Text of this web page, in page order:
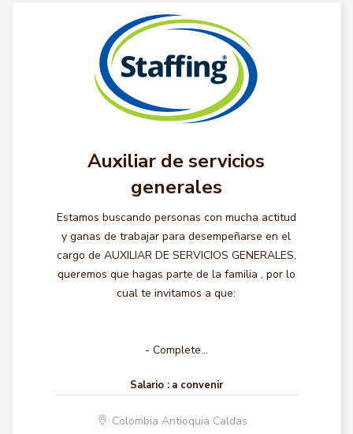
Auxiliar de servicios
generales
Estamos buscando personas con mucha actitud
y ganas de trabajar para desempeñarse en el
cargo de AUXILIAR DE SERVICIOS GENERALES,
queremos que hagas parte de la familia , por lo
cual te invitamos a que:
- Complete...
Salario : a convenir
Colombia Antioquia Caldas